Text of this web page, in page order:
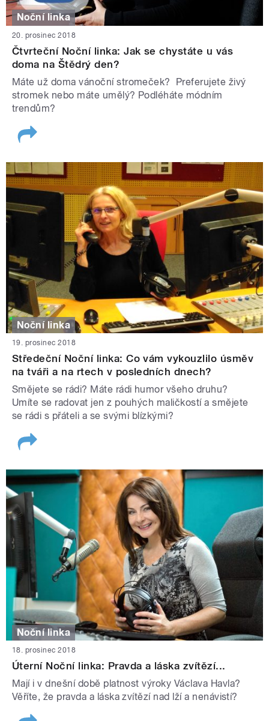
Noční linka
20. prosinec 2018
Čtvrteční Noční linka: Jak se chystáte u vás
doma na Štědrý den?
Máte už doma vánoční stromeček? Preferujete živý
stromek nebo máte umělý? Podléháte módním
trendům?
Noční linka
19. prosinec 2018
Středeční Noční linka: Co vám vykouzlilo úsměv
na tváři a na rtech v posledních dnech?
Smějete se rádi? Máte rádi humor všeho druhu?
Umíte se radovat jen z pouhých maličkostí a smějete
se rádi s přáteli a se svými blízkými?
Noční linka
18. prosinec 2018
Úterní Noční linka: Pravda a láska zvítězí...
Mají i v dnešní době platnost výroky Václava Havla?
Věříte, že pravda a láska zvítězí nad lží a nenávistí?